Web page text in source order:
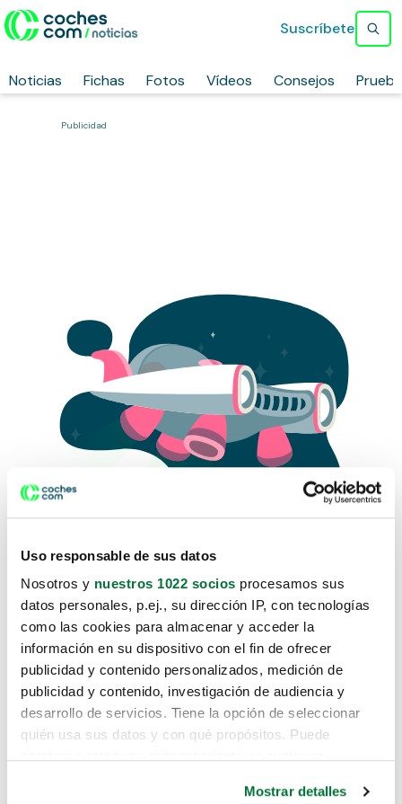
Uso responsable de sus datos
Nosotros y nuestros 1022 socios procesamos sus
datos personales, p.ej., su dirección IP, con tecnologías
como las cookies para almacenar y acceder la
información en su dispositivo con el fin de ofrecer
publicidad y contenido personalizados, medición de
publicidad y contenido, investigación de audiencia y
desarrollo de servicios. Tiene la opción de seleccionar
quién usa sus datos y con qué propósitos. Puede
Mostrar detalles
Noticias Fichas Fotos Vídeos Consejos
Suscríbete
Publicidad
Lo sentimos, no sabemos como
te hemos traido hasta aquí.
Pero puedes encontrar el coche que estás
buscando en alguno de estos enlaces: